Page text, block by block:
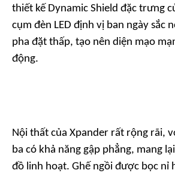
thiết kế Dynamic Shield đặc trưng
cụm đèn LED định vị ban ngày sắc
pha đặt thấp, tạo nên diện mạo
động.
Nội thất của Xpander rất rộng rãi,
ba có khả năng gập phẳng, mang
đồ linh hoạt. Ghế ngồi được bọc nỉ